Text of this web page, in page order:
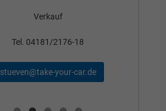
Verkauf
Tel. 04181/2176-18
stueven@take-your-car.de